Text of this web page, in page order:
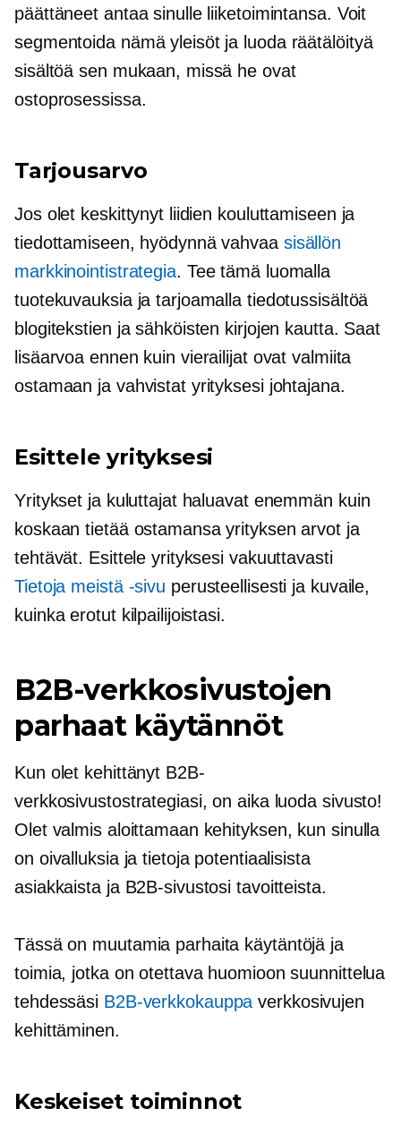
päättäneet antaa sinulle liiketoimintansa. Voit
segmentoida nämä yleisöt ja luoda räätälöityä
sisältöä sen mukaan, missä he ovat
ostoprosessissa.
Tarjousarvo
Jos olet keskittynyt liidien kouluttamiseen ja
tiedottamiseen, hyödynnä vahvaa sisällön
markkinointistrategia. Tee tämä luomalla
tuotekuvauksia ja tarjoamalla tiedotussisältöä
blogitekstien ja sähköisten kirjojen kautta. Saat
lisäarvoa ennen kuin vierailijat ovat valmiita
ostamaan ja vahvistat yrityksesi johtajana.
Esittele yrityksesi
Yritykset ja kuluttajat haluavat enemmän kuin
koskaan tietää ostamansa yrityksen arvot ja
tehtävät. Esittele yrityksesi vakuuttavasti
Tietoja meistä -sivu perusteellisesti ja kuvaile,
kuinka erotut kilpailijoistasi.
B2B-verkkosivustojen
parhaat käytännöt
Kun olet kehittänyt B2B-
verkkosivustostrategiasi, on aika luoda sivusto!
Olet valmis aloittamaan kehityksen, kun sinulla
on oivalluksia ja tietoja potentiaalisista
asiakkaista ja B2B-sivustosi tavoitteista.
Tässä on muutamia parhaita käytäntöjä ja
toimia, jotka on otettava huomioon suunnittelua
tehdessäsi B2B-verkkokauppa verkkosivujen
kehittäminen.
Keskeiset toiminnot